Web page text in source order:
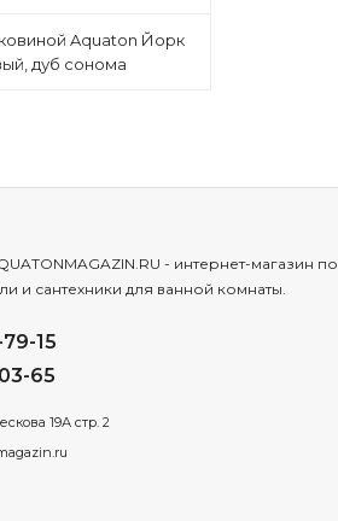
Aquaton Йорк
дуб сонома
- интернет-магазин по
и сантехники для ванной комнаты.
15
65
19А стр. 2